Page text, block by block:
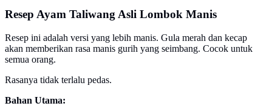
Resep Ayam Taliwang Asli Lombok Manis
Resep ini adalah versi yang lebih manis. Gula merah dan kecap
akan memberikan rasa manis gurih yang seimbang. Cocok untuk
semua orang.
Rasanya tidak terlalu pedas.
Bahan Utama: